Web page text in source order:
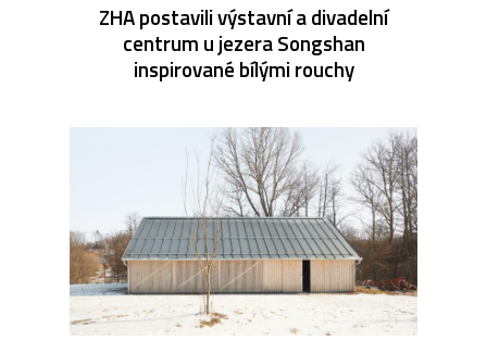
ZHA postavili výstavní a divadelní
centrum u jezera Songshan
inspirované bílými rouchy